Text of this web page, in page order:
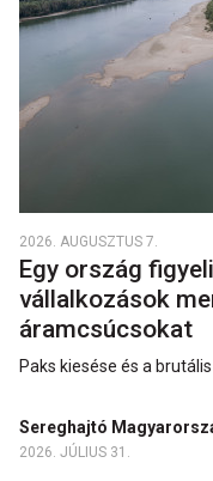
2026. AUGUSZTUS 7.
Egy ország
vállalkozások
áramcsúcsokat
Paks kiesése és a
Sereghajtó
2026. JÚLIUS 31.